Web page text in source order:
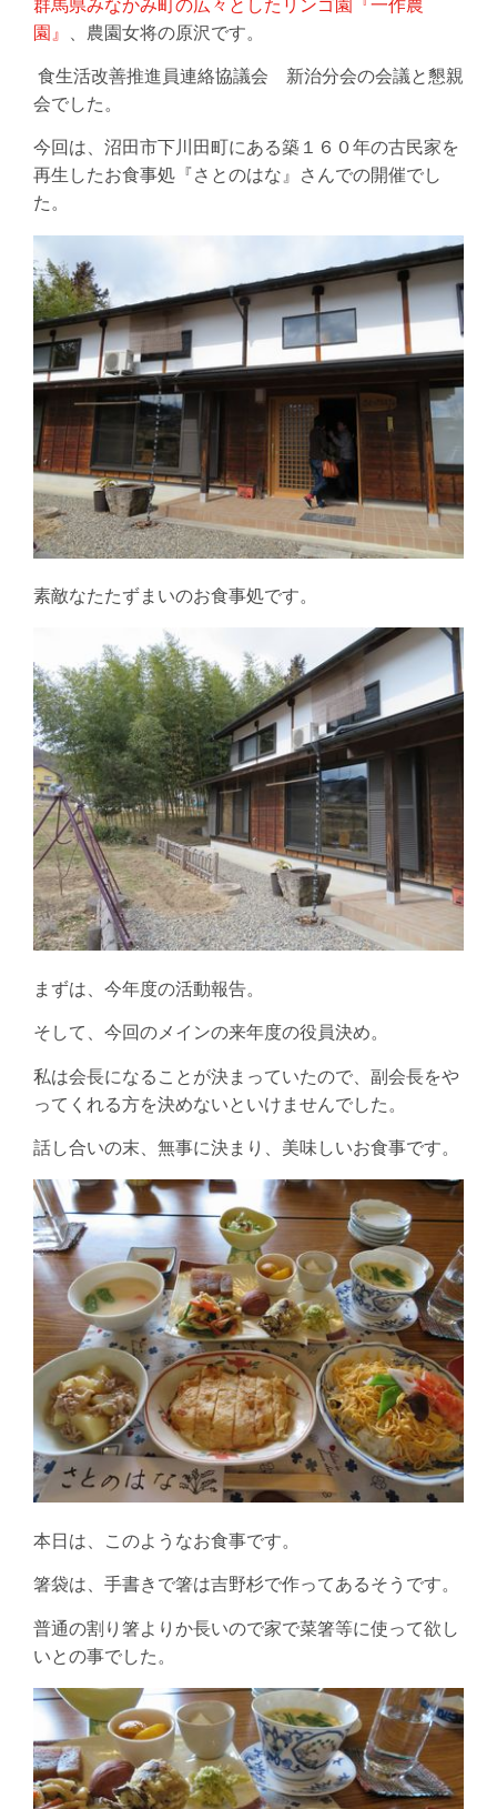
群馬県みなかみ町の広々としたリンゴ園『一作農
園』
、農園女将の原沢です。
食生活改善推進員連絡協議会 新治分会の会議と懇親
会でした。
今回は、沼田市下川田町にある築１６０年の古民家を
再生したお食事処『さとのはな』さんでの開催でし
た。
素敵なたたずまいのお食事処です。
まずは、今年度の活動報告。
そして、今回のメインの来年度の役員決め。
私は会長になることが決まっていたので、副会長をや
ってくれる方を決めないといけませんでした。
話し合いの末、無事に決まり、美味しいお食事です。
本日は、このようなお食事です。
箸袋は、手書きで箸は吉野杉で作ってあるそうです。
普通の割り箸よりか長いので家で菜箸等に使って欲し
いとの事でした。